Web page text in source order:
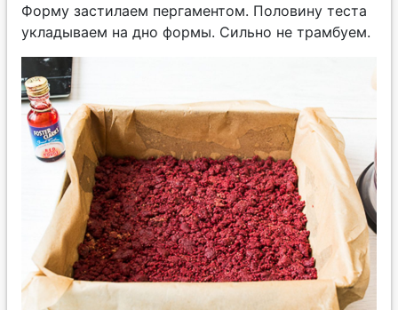
Форму застилаем пергаментом. Половину теста
укладываем на дно формы. Сильно не трамбуем.